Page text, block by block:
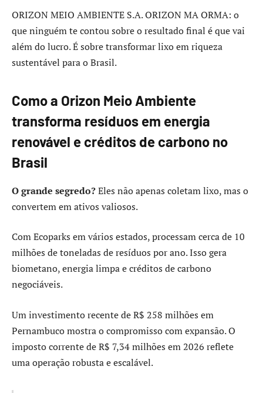
ORIZON MEIO AMBIENTE S.A. ORIZON MA ORMA: o
que ninguém te contou sobre o resultado final é que vai
além do lucro. É sobre transformar lixo em riqueza
sustentável para o Brasil.
Como a Orizon Meio Ambiente
transforma resíduos em energia
renovável e créditos de carbono no
Brasil
O grande segredo?Eles não apenas coletam lixo, mas o
convertem em ativos valiosos.
Com Ecoparks em vários estados, processam cerca de 10
milhões de toneladas de resíduos por ano. Isso gera
biometano, energia limpa e créditos de carbono
negociáveis.
Um investimento recente de R$ 258 milhões em
Pernambuco mostra o compromisso com expansão. O
imposto corrente de R$ 7,34 milhões em 2026 reflete
uma operação robusta e escalável.